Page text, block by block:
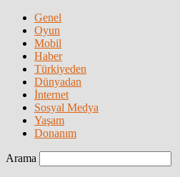
Genel
Oyun
Mobil
Haber
Türkiyeden
Dünyadan
İnternet
Sosyal Medya
Yaşam
Donanım
Arama